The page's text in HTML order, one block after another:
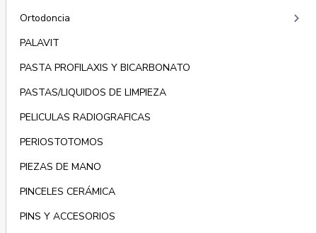
Ortodoncia keyboard_arrow_right
PALAVIT
PASTA PROFILAXIS Y BICARBONATO
PASTAS/LIQUIDOS DE LIMPIEZA
PELICULAS RADIOGRAFICAS
PERIOSTOTOMOS
PIEZAS DE MANO
PINCELES CERÁMICA
PINS Y ACCESORIOS